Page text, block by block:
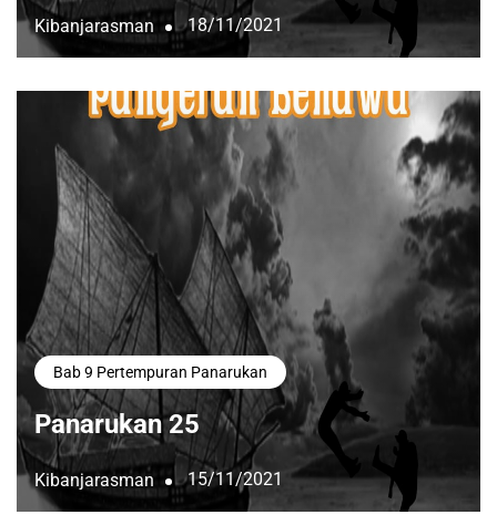
Kibanjarasman 18/11/2021
Bab 9 Pertempuran Panarukan
Panarukan 25
Kibanjarasman 15/11/2021